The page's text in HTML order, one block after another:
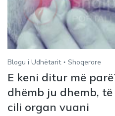
Blogu i Udhëtarit Shoqerore
E keni ditur më
dhëmb ju dhemb,
cili organ vuani